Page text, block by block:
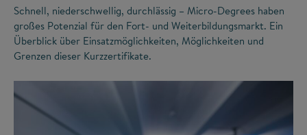
Schnell, niederschwellig, durchlässig – Micro-Degrees haben
großes Potenzial für den Fort- und Weiterbildungsmarkt. Ein
Überblick über Einsatzmöglichkeiten, Möglichkeiten und
Grenzen dieser Kurzzertifikate.